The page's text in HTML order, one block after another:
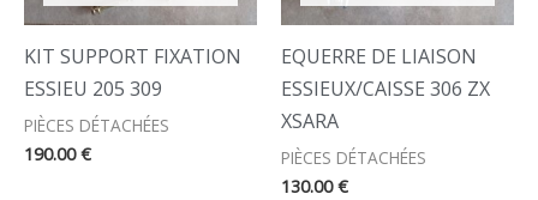
KIT SUPPORT FIXATION
ESSIEU 205 309
PIÈCES DÉTACHÉES
190.00€
EQUERRE DE LIAISON
ESSIEUX/CAISSE 306 ZX
XSARA
PIÈCES DÉTACHÉES
130.00€